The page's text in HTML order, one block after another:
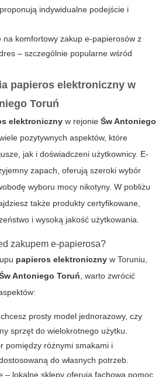
proponują indywidualne podejście i
na komfortowy zakup e-papierosów z
– szczególnie popularne wśród
papieros elektroniczny w
Toruń
elektroniczny w rejonie Św Antoniego
pozytywnych aspektów, które
jak i doświadczeni użytkownicy. E-
zapach, oferują szeroki wybór
wyboru mocy nikotyny. W pobliżu
także produkty certyfikowane,
i wysoką jakość użytkowania.
zakupem e-papierosa?
papieros elektroniczny w Toruniu,
Antoniego Toruń , warto zwrócić
prosty model jednorazowy, czy
sprzęt do wielokrotnego użytku.
pomiędzy różnymi smakami i
do własnych potrzeb.
– lokalne sklepy oferują fachową pomoc